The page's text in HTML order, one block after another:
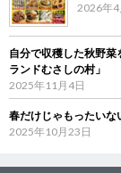
2026年4
自分で収穫した秋野
ランドむさしの村」
2025年11月4日
春だけじゃもったいな
2025年10月23日